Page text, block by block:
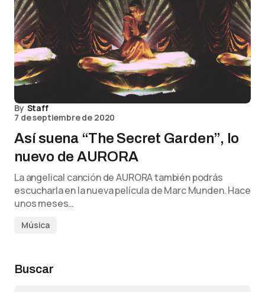
By Staff
7 de septiembre de 2020
Así suena “The Secret Garden”, lo
nuevo de AURORA
La angelical canción de AURORA también podrás
escucharla en la nueva película de Marc Munden. Hace
unos meses…
Música
Buscar